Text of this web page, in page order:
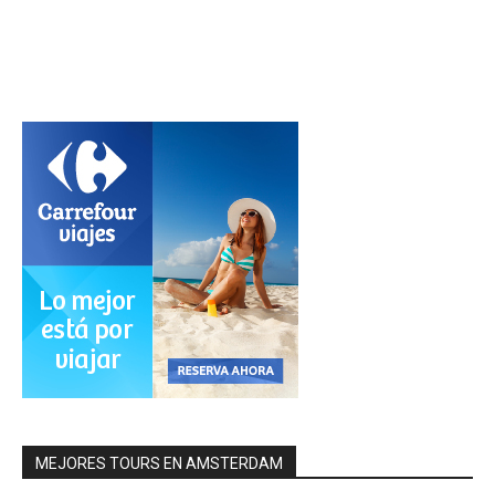
MEJORES TOURS EN AMSTERDAM